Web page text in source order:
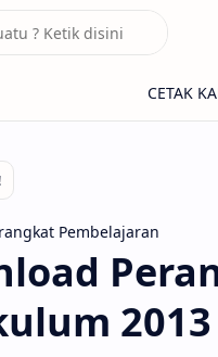
Pembelajaran